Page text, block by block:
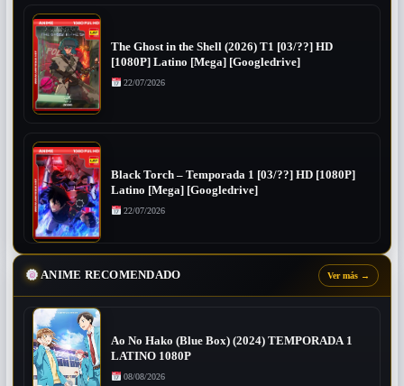
The Ghost in the Shell (2026) T1 [03/??] HD
[1080P] Latino [Mega] [Googledrive]
22/07/2026
Black Torch – Temporada 1 [03/??] HD [1080P]
Latino [Mega] [Googledrive]
22/07/2026
ANIME RECOMENDADO Ver más →
Ao No Hako (Blue Box) (2024) TEMPORADA 1
LATINO 1080P
08/08/2026